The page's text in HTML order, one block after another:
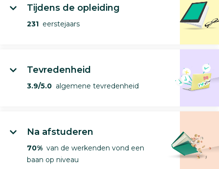
Tijdens de opleiding
231 eerstejaars
Tevredenheid
3.9/5.0 algemene tevredenheid
Na afstuderen
70% van de werkenden vond een
baan op niveau